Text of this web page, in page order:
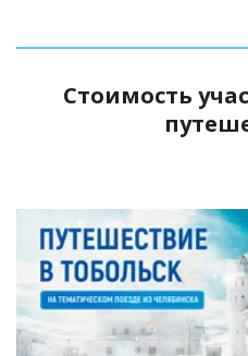
Стоимость